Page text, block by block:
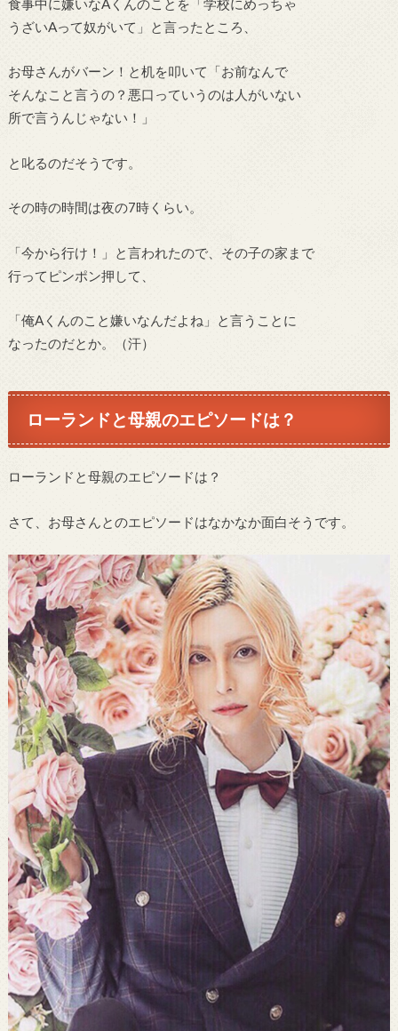
うざいAって奴がいて」と言ったところ、
お母さんがバーン！と机を叩いて「お前なんで
そんなこと言うの？悪口っていうのは人がいない
所で言うんじゃない！」
と叱るのだそうです。
その時の時間は夜の7時くらい。
「今から行け！」と言われたので、その子の家まで
行ってピンポン押して、
「俺Aくんのこと嫌いなんだよね」と言うことに
なったのだとか。（汗）
ローランドと母親のエピソードは？
ローランドと母親のエピソードは？
さて、お母さんとのエピソードはなかなか面白そうです。